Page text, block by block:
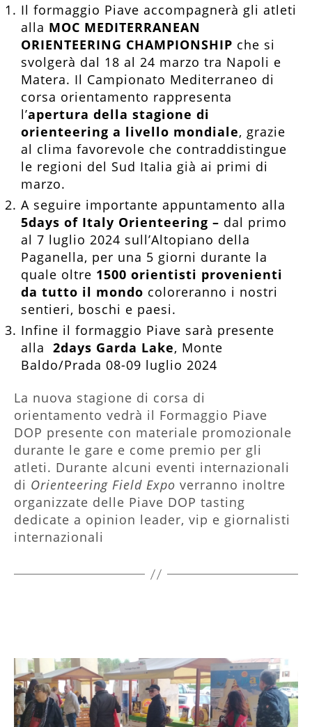
Il formaggio Piave accompagnerà gli atleti
alla MOC MEDITERRANEAN
ORIENTEERING CHAMPIONSHIP che si
svolgerà dal 18 al 24 marzo tra Napoli e
Matera. Il Campionato Mediterraneo di
corsa orientamento rappresenta
l’apertura della stagione di
orienteering a livello mondiale, grazie
al clima favorevole che contraddistingue
le regioni del Sud Italia già ai primi di
marzo.
A seguire importante appuntamento alla
5days of Italy Orienteering – dal primo
al 7 luglio 2024 sull’Altopiano della
Paganella, per una 5 giorni durante la
quale oltre 1500 orientisti provenienti
da tutto il mondo coloreranno i nostri
sentieri, boschi e paesi.
Infine il formaggio Piave sarà presente
alla 2days Garda Lake, Monte
Baldo/Prada 08-09 luglio 2024
La nuova stagione di corsa di
orientamento vedrà il Formaggio Piave
DOP presente con materiale promozionale
durante le gare e come premio per gli
atleti. Durante alcuni eventi internazionali
di Orienteering Field Expo verranno inoltre
organizzate delle Piave DOP tasting
dedicate a opinion leader, vip e giornalisti
internazionali